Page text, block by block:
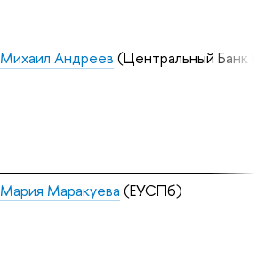
Михаил Андреев (Центральный Банк
Мария Маракуева (ЕУСПб)